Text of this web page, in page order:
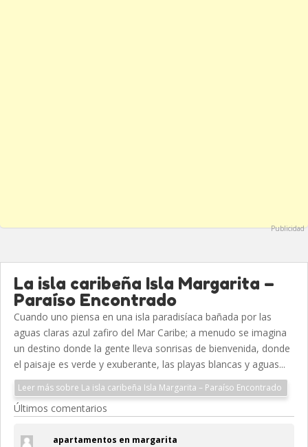
Publicidad
La isla caribeña Isla Margarita –
Paraíso Encontrado
Cuando uno piensa en una isla paradisíaca bañada por las
aguas claras azul zafiro del Mar Caribe; a menudo se imagina
un destino donde la gente lleva sonrisas de bienvenida, donde
el paisaje es verde y exuberante, las playas blancas y aguas...
Leer más sobre La isla caribeña Isla Margarita – Paraíso Encontrado
Últimos comentarios
apartamentos en margarita